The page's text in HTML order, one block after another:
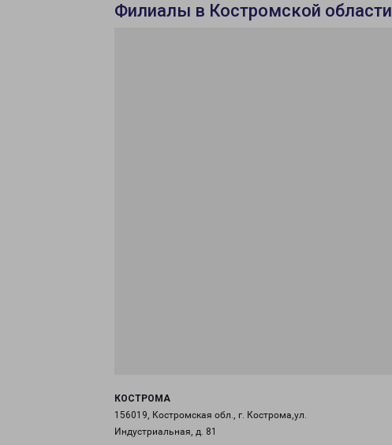
Филиалы в Костромской области
КОСТРОМА
156019, Костромская обл., г. Кострома,ул.
Индустриальная, д. 81